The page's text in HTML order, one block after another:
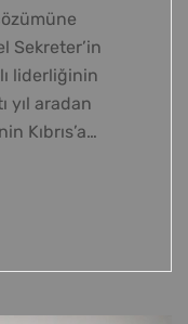
Sekreter’in
liderliğinin
yıl aradan
Kıbrıs’a…